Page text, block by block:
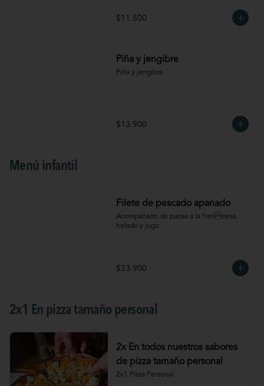
$11.500
Piña y jengibre
Piña y jengibre
$13.900
Menú infantil
Filete de pescado apanado
Acompañado de papas a la francesa,
helado y jugo
$33.900
2x1 En pizza tamaño personal
2x En todos nuestros sabores
de pizza tamaño personal
2x1 Pizza Personal